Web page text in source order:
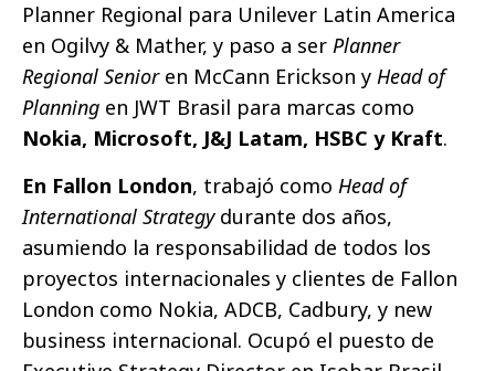
Planner Regional para Unilever Latin America
en Ogilvy & Mather, y paso a ser Planner
Regional Senioren McCann Erickson y Head of
Planning en JWT Brasil para marcas como
Nokia, Microsoft, J&J Latam, HSBC y Kraft.
En Fallon London, trabajó como Head of
International Strategydurante dos años,
asumiendo la responsabilidad de todos los
proyectos internacionales y clientes de Fallon
London como Nokia, ADCB, Cadbury, y new
business internacional. Ocupó el puesto de